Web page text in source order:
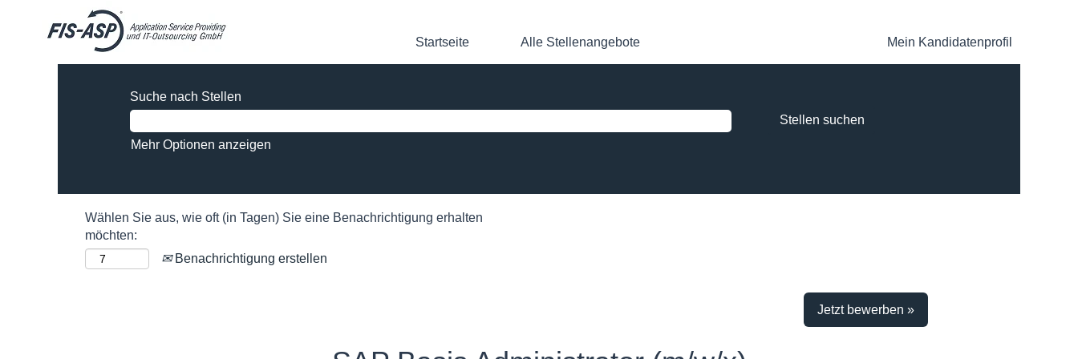
Startseite Alle Stellenangebote Mein Kandidatenprofil
Suche nach Stellen
Mehr Optionen anzeigen
Wählen Sie aus, wie oft (in Tagen) Sie eine Benachrichtigung erhalten
möchten:
Benachrichtigung erstellen
Jetzt bewerben »